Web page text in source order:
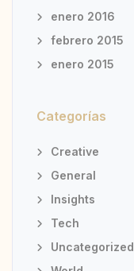
enero 2016
febrero 2015
enero 2015
Categorías
Creative
General
Insights
Tech
Uncategorized